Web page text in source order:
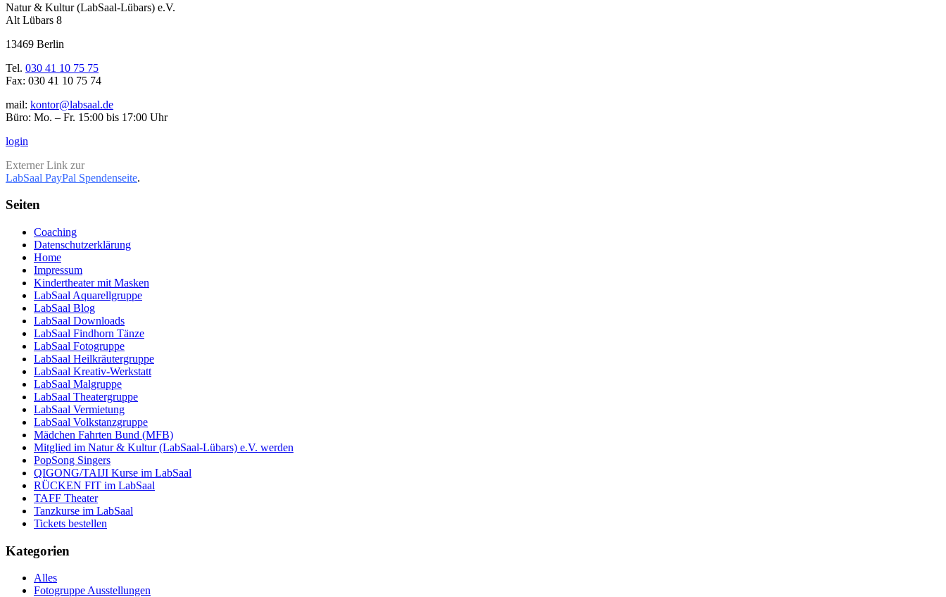
Natur & Kultur (LabSaal-Lübars) e.V.
Alt Lübars 8
13469 Berlin
Tel. 030 41 10 75 75
Fax: 030 41 10 75 74
mail: kontor@labsaal.de
Büro: Mo. – Fr. 15:00 bis 17:00 Uhr
login
Externer Link zur
LabSaal PayPal Spendenseite.
Seiten
Coaching
Datenschutzerklärung
Home
Impressum
Kindertheater mit Masken
LabSaal Aquarellgruppe
LabSaal Blog
LabSaal Downloads
LabSaal Findhorn Tänze
LabSaal Fotogruppe
LabSaal Heilkräutergruppe
LabSaal Kreativ-Werkstatt
LabSaal Malgruppe
LabSaal Theatergruppe
LabSaal Vermietung
LabSaal Volkstanzgruppe
Mädchen Fahrten Bund (MFB)
Mitglied im Natur & Kultur (LabSaal-Lübars) e.V. werden
PopSong Singers
QIGONG/TAIJI Kurse im LabSaal
RÜCKEN FIT im LabSaal
TAFF Theater
Tanzkurse im LabSaal
Tickets bestellen
Kategorien
Alles
Fotogruppe Ausstellungen